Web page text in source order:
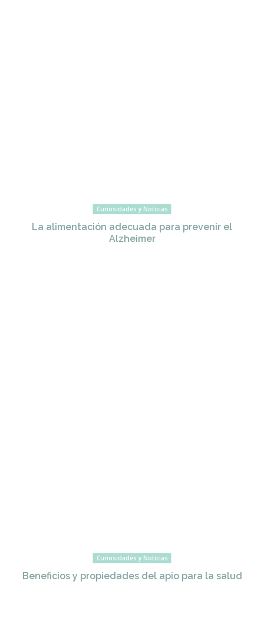
Curiosidades y Noticias
La alimentación adecuada para prevenir el
Alzheimer
Curiosidades y Noticias
Beneficios y propiedades del apio para la salud